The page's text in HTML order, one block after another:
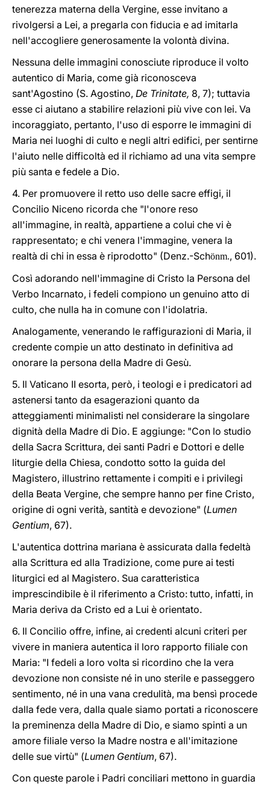
tenerezza materna della Vergine, esse invitano a
rivolgersi a Lei, a pregarla con fiducia e ad imitarla
nell'accogliere generosamente la volontà divina.
Nessuna delle immagini conosciute riproduce il volto
autentico di Maria, come già riconosceva
sant'Agostino (S. Agostino, De Trinitate, 8, 7); tuttavia
esse ci aiutano a stabilire relazioni più vive con lei. Va
incoraggiato, pertanto, l'uso di esporre le immagini di
Maria nei luoghi di culto e negli altri edifici, per sentirne
l'aiuto nelle difficoltà ed il richiamo ad una vita sempre
più santa e fedele a Dio.
4. Per promuovere il retto uso delle sacre effigi, il
Concilio Niceno ricorda che "l'onore reso
all'immagine, in realtà, appartiene a colui che vi è
rappresentato; e chi venera l'immagine, venera la
realtà di chi in essa è riprodotto" (Denz.-Schönm., 601).
Così adorando nell'immagine di Cristo la Persona del
Verbo Incarnato, i fedeli compiono un genuino atto di
culto, che nulla ha in comune con l'idolatria.
Analogamente, venerando le raffigurazioni di Maria, il
credente compie un atto destinato in definitiva ad
onorare la persona della Madre di Gesù.
5. Il Vaticano II esorta, però, i teologi e i predicatori ad
astenersi tanto da esagerazioni quanto da
atteggiamenti minimalisti nel considerare la singolare
dignità della Madre di Dio. E aggiunge: "Con lo studio
della Sacra Scrittura, dei santi Padri e Dottori e delle
liturgie della Chiesa, condotto sotto la guida del
Magistero, illustrino rettamente i compiti e i privilegi
della Beata Vergine, che sempre hanno per fine Cristo,
origine di ogni verità, santità e devozione" (Lumen
Gentium, 67).
L'autentica dottrina mariana è assicurata dalla fedeltà
alla Scrittura ed alla Tradizione, come pure ai testi
liturgici ed al Magistero. Sua caratteristica
imprescindibile è il riferimento a Cristo: tutto, infatti, in
Maria deriva da Cristo ed a Lui è orientato.
6. Il Concilio offre, infine, ai credenti alcuni criteri per
vivere in maniera autentica il loro rapporto filiale con
Maria: "I fedeli a loro volta si ricordino che la vera
devozione non consiste né in uno sterile e passeggero
sentimento, né in una vana credulità, ma bensì procede
dalla fede vera, dalla quale siamo portati a riconoscere
la preminenza della Madre di Dio, e siamo spinti a un
amore filiale verso la Madre nostra e all'imitazione
delle sue virtù" (Lumen Gentium, 67).
Con queste parole i Padri conciliari mettono in guardia